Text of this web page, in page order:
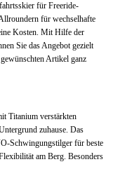
für Freeride-
für wechselhafte
Kosten. Mit Hilfe der
Sie das Angebot gezielt
Artikel ganz
Titanium verstärkten
zuhause. Das
Schwingungstilger für beste
am Berg. Besonders